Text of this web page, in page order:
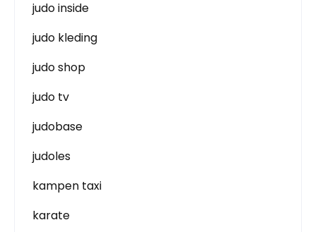
judo inside
judo kleding
judo shop
judo tv
judobase
judoles
kampen taxi
karate